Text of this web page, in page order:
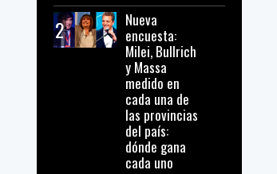
2
Nueva
encuesta:
Milei, Bullrich
y Massa
medido en
cada una de
las provincias
del país:
dónde gana
cada uno